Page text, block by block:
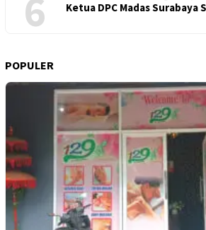
6 Ketua DPC Madas
POPULER